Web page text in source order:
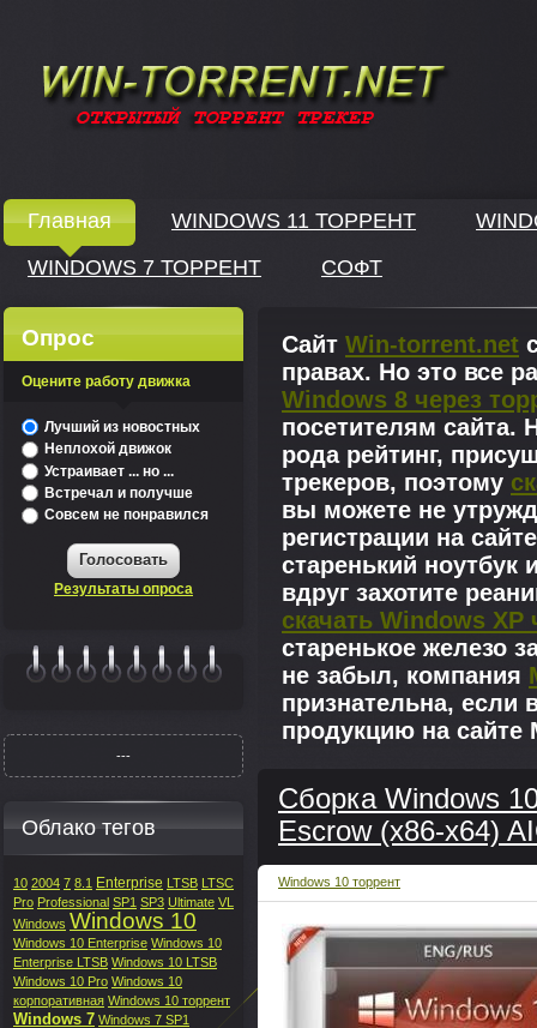
Главная WINDOWS 11 ТОРРЕНТ
WINDOWS 7 ТОРРЕНТ
СОФТ
Сайт Win-torrent.net
правах. Но это все
Windows 8 через
посетителям сайта.
рода рейтинг,
трекеров, поэтому
вы можете не
регистрации на
старенький
вдруг захотите
скачать Windows XP
старенькое железо
не забыл, компания
признательна, если
продукцию на сайте
Сборка Windows
Escrow (x86-x64)
Windows 10 торрент
Опрос
Оцените работу движка
Лучший из новостных
Неплохой движок
Устраивает ... но ...
Встречал и получше
Совсем не понравился
Голосовать
Результаты опроса
---
Облако тегов
10 2004 7 8.1 Enterprise LTSB LTSC
Pro Professional SP1 SP3 Ultimate VL
Windows Windows 10
Windows 10 Enterprise Windows 10
Enterprise LTSB Windows 10 LTSB
Windows 10 Pro Windows 10
корпоративная Windows 10 торрент
Windows 7 Windows 7 SP1